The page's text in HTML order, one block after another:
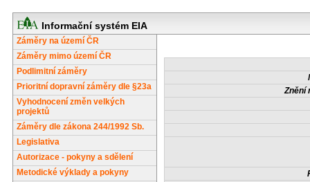
Informační systém EIA
Záměry na území ČR
Záměry mimo území ČR
Podlimitní záměry
Prioritní dopravní záměry dle §23a
Vyhodnocení změn velkých
projektů
Záměry dle zákona 244/1992 Sb.
Legislativa
Autorizace - pokyny a sdělení
Metodické výklady a pokyny
Znění